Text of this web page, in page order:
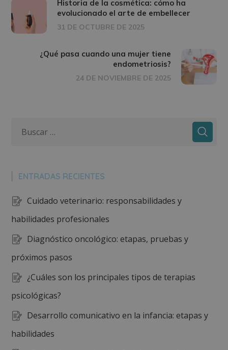
Historia de la cosmética: cómo ha
evolucionado el arte de embellecer
31 DE OCTUBRE DE 2025
¿Qué pasa cuando una mujer tiene
endometriosis?
24 DE NOVIEMBRE DE 2025
ENTRADAS RECIENTES
Cuidado veterinario: responsabilidades y
habilidades profesionales
Diagnóstico oncológico: etapas, pruebas y
próximos pasos
¿Cuáles son los principales tipos de terapias
psicológicas?
Desarrollo comunicativo en la infancia: etapas y
habilidades